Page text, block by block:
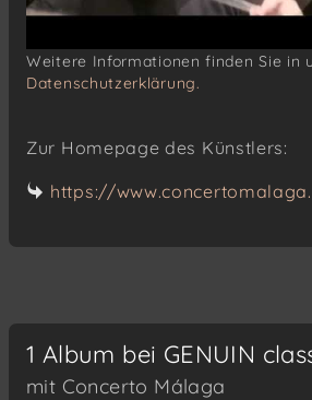
Weitere Informationen finden Sie in
Datenschutzerklärung.
Zur Homepage des Künstlers:
https://
1 Album bei GENUIN
mit Concerto Málaga